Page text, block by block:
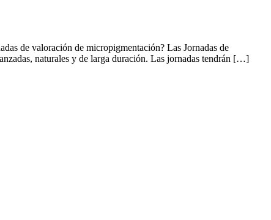
de valoración de micropigmentación? Las Jornadas de
naturales y de larga duración. Las jornadas tendrán […]